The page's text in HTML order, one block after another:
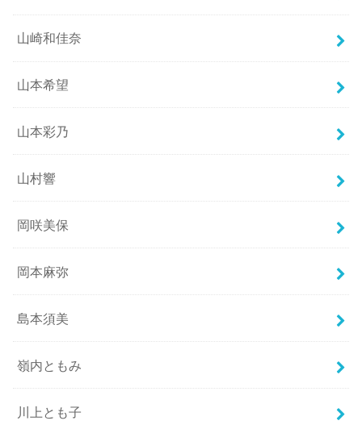
山崎和佳奈
山本希望
山本彩乃
山村響
岡咲美保
岡本麻弥
島本須美
嶺内ともみ
川上とも子